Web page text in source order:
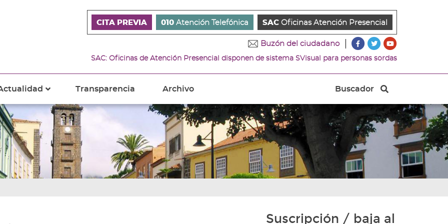
CITA PREVIA 010 Atención Telefónica SAC Oficinas Atención Presencial
Buzón del ciudadano
???
Ir
página
Facebook
???
Ir
página
Twitter
Ir
Youtube
SAC: Oficinas de Atención Presencial disponen de sistema SVisual para personas sordas
Transparencia Archivo Buscador
Buscador
Suscripción / baja al